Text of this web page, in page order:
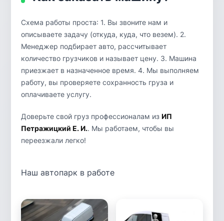
Схема работы проста: 1. Вы звоните нам и
описываете задачу (откуда, куда, что везем). 2.
Менеджер подбирает авто, рассчитывает
количество грузчиков и называет цену. 3. Машина
приезжает в назначенное время. 4. Мы выполняем
работу, вы проверяете сохранность груза и
оплачиваете услугу.
Доверьте свой груз профессионалам из ИП
Петражицкий Е. И.. Мы работаем, чтобы вы
переезжали легко!
Наш автопарк в работе